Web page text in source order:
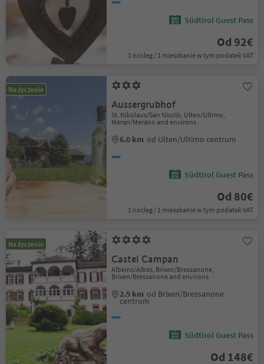
Südtirol Guest Pass
Od 92€
1 nocleg / 1 mieszkanie w tym podatek VAT
Na życzenie
Aussergrubhof
St. Nikolaus/San Nicolò, Ulten/Ultimo,
Meran/Merano and environs
6.0 km od Ulten/Ultimo centrum
Südtirol Guest Pass
Od 80€
1 nocleg / 1 mieszkanie w tym podatek VAT
Na życzenie
Castel Campan
Albeins/Albes, Brixen/Bressanone,
Brixen/Bressanone and environs
2.9 km od Brixen/Bressanone
centrum
Südtirol Guest Pass
Od 148€